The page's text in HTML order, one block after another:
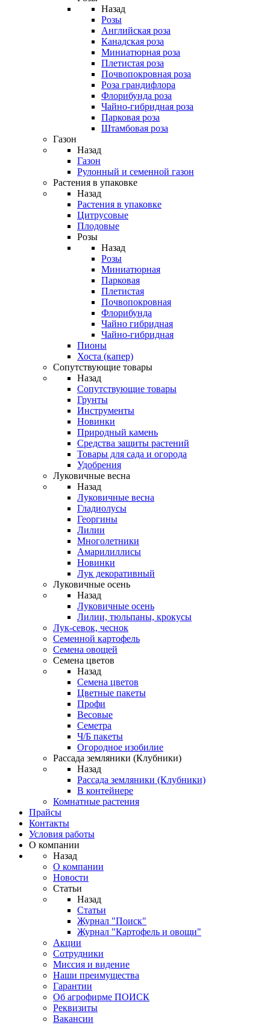
Назад
Розы
Английская роза
Канадская роза
Миниатюрная роза
Плетистая роза
Почвопокровная роза
Роза грандифлора
Флорибунда роза
Чайно-гибридная роза
Парковая роза
Штамбовая роза
Газон
Назад
Газон
Рулонный и семенной газон
Растения в упаковке
Назад
Растения в упаковке
Цитрусовые
Плодовые
Розы
Назад
Розы
Миниатюрная
Парковая
Плетистая
Почвопокровная
Флорибунда
Чайно гибридная
Чайно-гибридная
Пионы
Хоста (капер)
Сопутствующие товары
Назад
Сопутствующие товары
Грунты
Инструменты
Новинки
Природный камень
Средства защиты растений
Товары для сада и огорода
Удобрения
Луковичные весна
Назад
Луковичные весна
Гладиолусы
Георгины
Лилии
Многолетники
Амарилиллисы
Новинки
Лук декоративный
Луковичные осень
Назад
Луковичные осень
Лилии, тюльпаны, крокусы
Лук-севок, чеснок
Семенной картофель
Семена овощей
Семена цветов
Назад
Семена цветов
Цветные пакеты
Профи
Весовые
Семетра
Ч/Б пакеты
Огородное изобилие
Рассада земляники (Клубники)
Назад
Рассада земляники (Клубники)
В контейнере
Комнатные растения
Прайсы
Контакты
Условия работы
О компании
Назад
О компании
Новости
Статьи
Назад
Статьи
Журнал "Поиск"
Журнал "Картофель и овощи"
Акции
Сотрудники
Миссия и видение
Наши преимущества
Гарантии
Об агрофирме ПОИСК
Реквизиты
Вакансии